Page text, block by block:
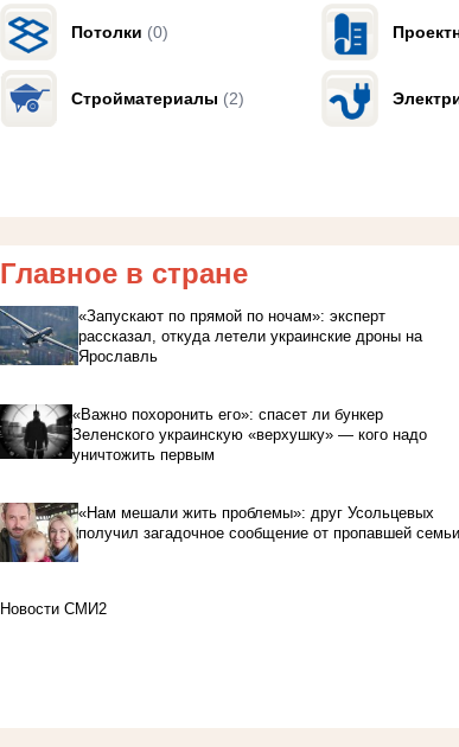
Потолки (0)
Стройматериалы (2)
Главное в стране
«Запускают по прямой по ночам»: эксперт
рассказал, откуда летели украинские дроны на
Ярославль
«Важно похоронить его»: спасет ли бункер
Зеленского украинскую «верхушку» — кого надо
уничтожить первым
«Нам мешали жить проблемы»: друг Усольцевых
получил загадочное сообщение от пропавшей семьи
Новости СМИ2